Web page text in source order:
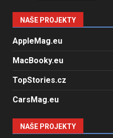
NAŠE PROJEKTY
AppleMag.eu
MacBooky.eu
TopStories.cz
CarsMag.eu
NAŠE PROJEKTY